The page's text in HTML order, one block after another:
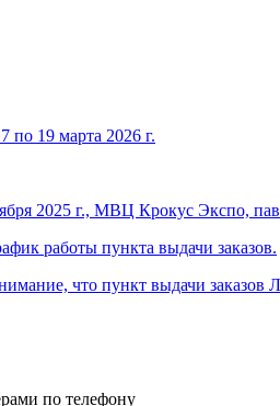
по 19 марта 2026 г.
2025 г., МВЦ Крокус Экспо,
что пункт выдачи
по телефону